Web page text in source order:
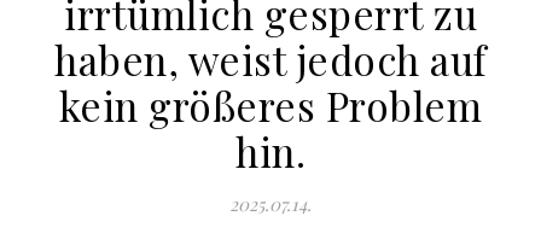
irrtümlich gesperrt zu
haben, weist jedoch auf
kein größeres Problem
hin.
2025.07.14.